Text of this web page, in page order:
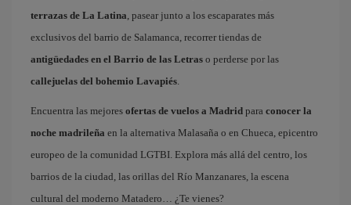
terrazas de La Latina, pasear junto a los escaparates más
exclusivos del barrio de Salamanca, recorrer tiendas de
antigüedades en el Barrio de las Letras o perderse por las
callejuelas del bohemio Lavapiés.
Encuentra las mejores ofertas de vuelos a Madrid para conocer la
noche madrileña en la alternativa Malasaña o en Chueca, epicentro
europeo de la comunidad LGTBI. Explora más allá del centro, los
barrios de la ciudad, las orillas del Río Manzanares, la escena
cultural del moderno Matadero… ¿Te vienes?